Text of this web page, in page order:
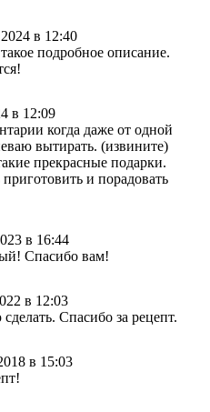
в 12:40
подробное описание.
в 12:09
когда даже от одной
вытирать. (извините)
прекрасные подарки.
и порадовать
в 16:44
Спасибо вам!
в 12:03
Спасибо за рецепт.
в 15:03